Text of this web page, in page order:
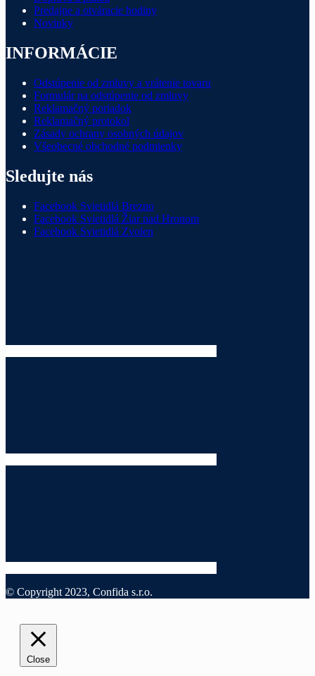
Predajne a otváracie hodiny
Novinky
INFORMÁCIE
Odstúpenie od zmluvy a vrátenie tovaru
Formulár na odstúpenie od zmluvy
Reklamačný poriadok
Reklamačný protokol
Zásady ochrany osobných údajov
Všeobecné obchodné podmienky
Sledujte nás
Facebook Svietidlá Brezno
Facebook Svietidlá Žiar nad Hronom
Facebook Svietidlá Zvolen
© Copyright 2023, Confida s.r.o.
Close